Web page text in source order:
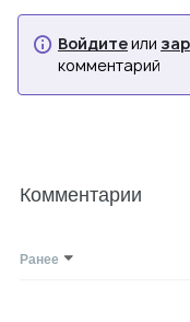
Войдитеили
комментарий
Комментарии
Ранее